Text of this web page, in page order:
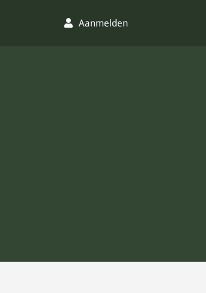
Aanmelden